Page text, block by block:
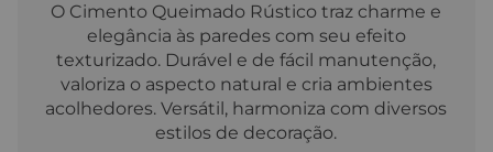
O Cimento Queimado Rústico traz charme e
elegância às paredes com seu efeito
texturizado. Durável e de fácil manutenção,
valoriza o aspecto natural e cria ambientes
acolhedores. Versátil, harmoniza com diversos
estilos de decoração.